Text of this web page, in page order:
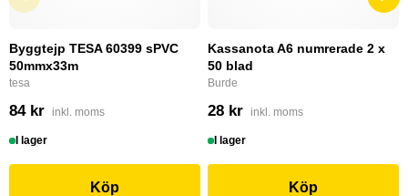
Byggtejp TESA 60399 sPVC
50mmx33m
tesa
84 kr inkl. moms
I lager
Köp
Kassanota A6 numrerade 2 x
50 blad
Burde
28 kr inkl. moms
I lager
Köp